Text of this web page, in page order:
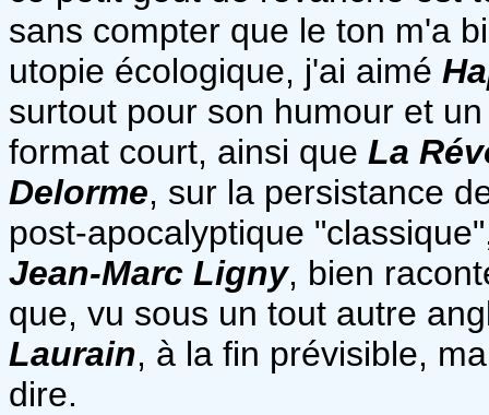
sans compter que le ton m'a
utopie écologique, j'ai aimé
surtout pour son humour et
format court, ainsi que La
Delorme, sur la persistance
post-apocalyptique
Jean-Marc Ligny, bien
que, vu sous un tout autre
Laurain, à la fin prévisible,
dire.